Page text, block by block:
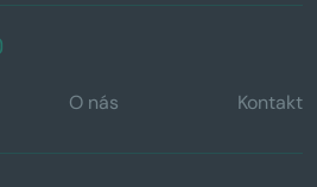
O nás Kontakt